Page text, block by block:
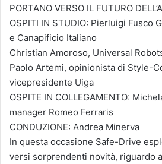
PORTANO VERSO IL FUTURO
OSPITI IN STUDIO: Pierluigi Fusco
e Canapificio Italiano
Christian Amoroso, Universal
Paolo Artemi, opinionista di Style-
vicepresidente Uiga
OSPITE IN COLLEGAMENTO:
manager Romeo Ferraris
CONDUZIONE: Andrea Minerva
In questa occasione Safe-Drive
versi sorprendenti novità, riguardo